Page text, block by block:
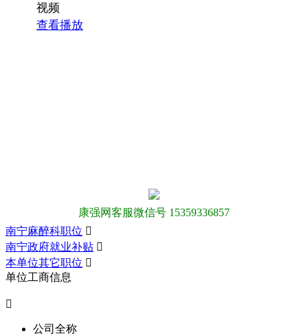
视频
查看播放
康强网客服微信号 15359336857
南宁麻醉科职位 
南宁政府就业补贴 
本单位其它职位 
单位工商信息

公司全称